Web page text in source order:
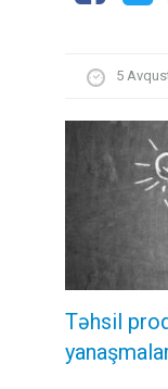
5
Təhsil